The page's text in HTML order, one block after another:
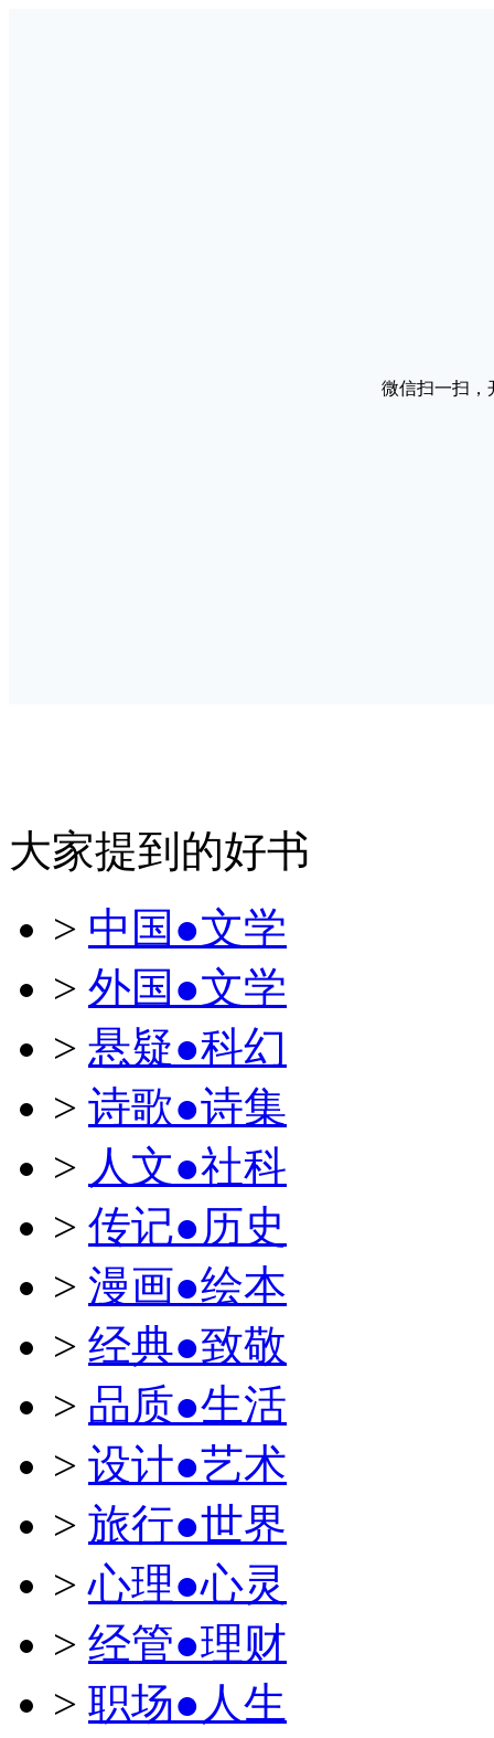
微信扫一扫，
大家提到的好书
> 中国●文学
> 外国●文学
> 悬疑●科幻
> 诗歌●诗集
> 人文●社科
> 传记●历史
> 漫画●绘本
> 经典●致敬
> 品质●生活
> 设计●艺术
> 旅行●世界
>心理●心灵
> 经管●理财
> 职场●人生